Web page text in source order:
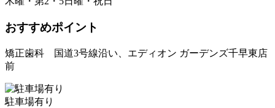
おすすめポイント
矯正歯科 国道3号線沿い、エディオン ガーデンズ千早東店
前
駐車場有り